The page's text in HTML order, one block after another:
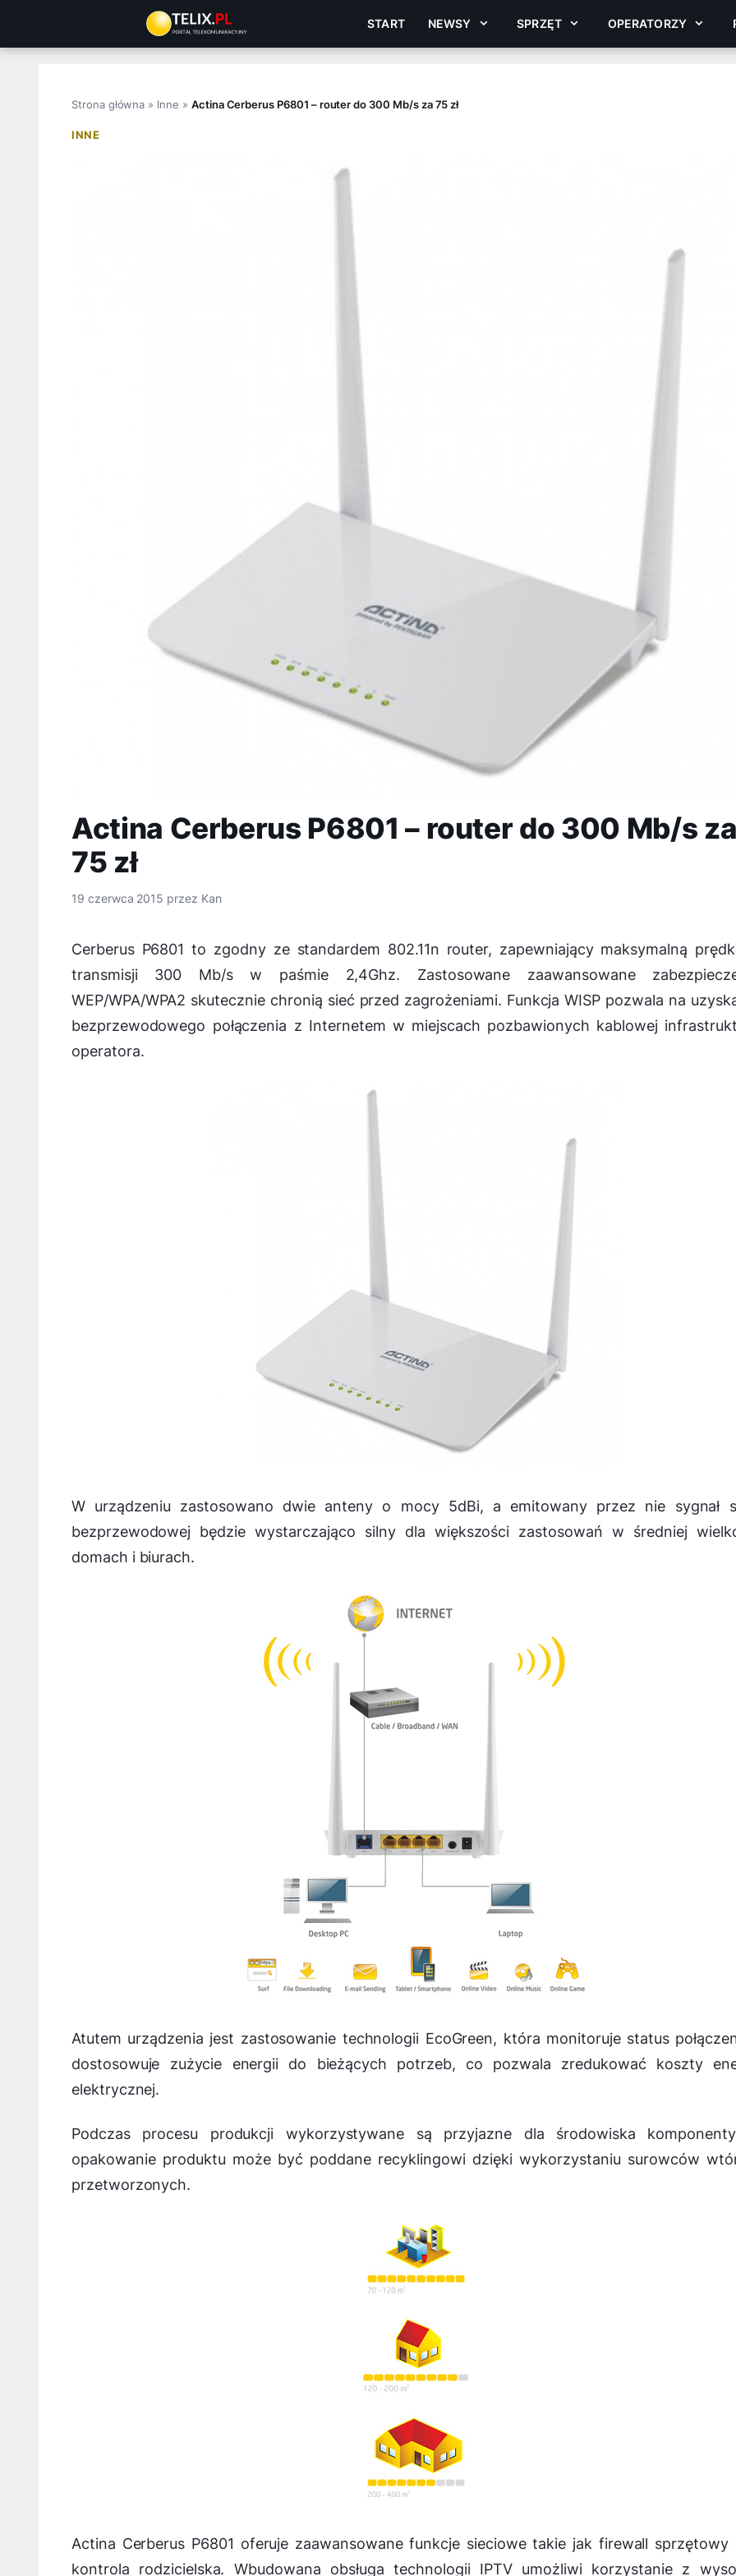
treści
START NEWSY SPRZĘT OPERATORZY
Strona główna » Inne » Actina Cerberus P6801 – router do 300 Mb/s za 75 zł
INNE
Actina Cerberus P6801 – router do 300 Mb/s za
75 zł
19 czerwca 2015 przez Kan
Cerberus P6801 to zgodny ze standardem 802.11n router, zapewniający maksymalną
transmisji 300 Mb/s w paśmie 2,4Ghz. Zastosowane zaawansowane
WEP/WPA/WPA2 skutecznie chronią sieć przed zagrożeniami. Funkcja WISP pozwala na
bezprzewodowego połączenia z Internetem w miejscach pozbawionych kablowej
operatora.
W urządzeniu zastosowano dwie anteny o mocy 5dBi, a emitowany przez nie sygnał
bezprzewodowej będzie wystarczająco silny dla większości zastosowań w średniej
domach i biurach.
Atutem urządzenia jest zastosowanie technologii EcoGreen, która monitoruje status
dostosowuje zużycie energii do bieżących potrzeb, co pozwala zredukować koszty
elektrycznej.
Podczas procesu produkcji wykorzystywane są przyjazne dla środowiska
opakowanie produktu może być poddane recyklingowi dzięki wykorzystaniu surowców
przetworzonych.
Actina Cerberus P6801 oferuje zaawansowane funkcje sieciowe takie jak firewall sprzętowy
kontrola rodzicielska. Wbudowana obsługa technologii IPTV umożliwi korzystanie z